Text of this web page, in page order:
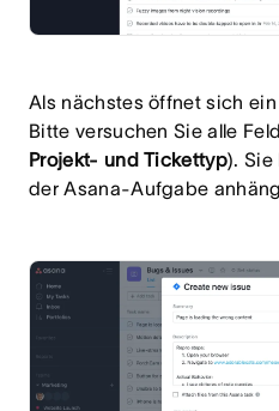
Als nächstes öffnet sich
Bitte versuchen Sie alle
Projekt- und Tickettyp). Sie
der Asana-Aufgabe